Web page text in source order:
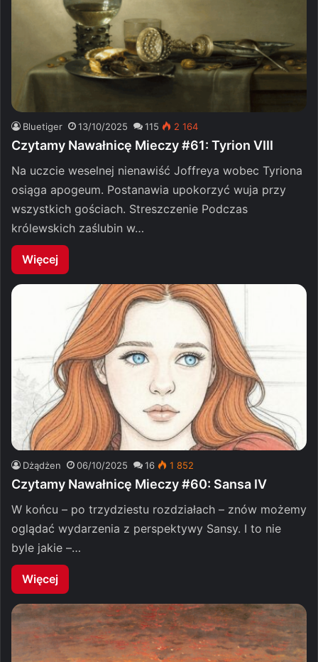
Bluetiger 13/10/2025 115 2 164
Czytamy Nawałnicę Mieczy #61: Tyrion VIII
Na uczcie weselnej nienawiść Joffreya wobec Tyriona
osiąga apogeum. Postanawia upokorzyć wuja przy
wszystkich gościach. Streszczenie Podczas
królewskich zaślubin w…
Więcej
Dżądżen 06/10/2025 16 1 852
Czytamy Nawałnicę Mieczy #60: Sansa IV
W końcu – po trzydziestu rozdziałach – znów możemy
oglądać wydarzenia z perspektywy Sansy. I to nie
byle jakie –…
Więcej